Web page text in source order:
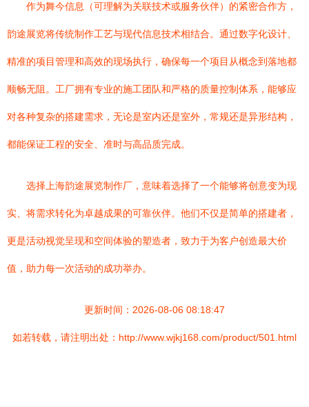
作为舞今信息（可理解为关联技术或服务伙伴）的紧密合作方，
韵途展览将传统制作工艺与现代信息技术相结合。通过数字化设计、
精准的项目管理和高效的现场执行，确保每一个项目从概念到落地都
顺畅无阻。工厂拥有专业的施工团队和严格的质量控制体系，能够应
对各种复杂的搭建需求，无论是室内还是室外，常规还是异形结构，
都能保证工程的安全、准时与高品质完成。
选择上海韵途展览制作厂，意味着选择了一个能够将创意变为现
实、将需求转化为卓越成果的可靠伙伴。他们不仅是简单的搭建者，
更是活动视觉呈现和空间体验的塑造者，致力于为客户创造最大价
值，助力每一次活动的成功举办。
更新时间：2026-08-06 08:18:47
如若转载，请注明出处：http://www.wjkj168.com/product/501.html